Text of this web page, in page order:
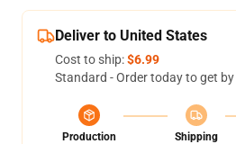
Deliver to United States
Cost to ship:$6.99
Standard - Order today to get by
Production
Shipping